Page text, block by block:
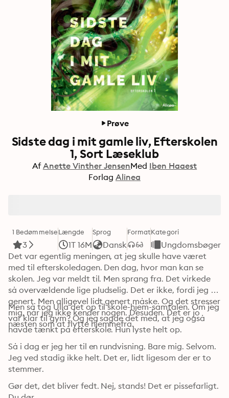
Prøve
Sidste dag i mit gamle liv, Efterskolen
1, Sort Læseklub
Af Anette Vinther JensenMed Iben Haaest
Forlag Alinea
1 Bedømmelse
3
Længde
1T 16M
Sprog
Dansk
FormatKategori
Ungdomsbøger
Det var egentlig meningen, at jeg skulle have været
med til efterskoledagen. Den dag, hvor man kan se
skolen. Jeg var meldt til. Men sprang fra. Det virkede
så overvældende lige pludselig. Det er ikke, fordi jeg er
genert. Men alligevel lidt genert måske. Og det stresser
mig, når jeg ikke kender nogen. Desuden. Det er jo
næsten som at flytte hjemmefra.
Men så tog Ulla det op til skole-hjem-samtalen. Om jeg
var klar til gym? Og jeg sagde det med, at jeg også
havde tænkt på efterskole. Hun lyste helt op.
Så i dag er jeg her til en rundvisning. Bare mig. Selvom.
Jeg ved stadig ikke helt. Det er, lidt ligesom der er to
stemmer.
Gør det, det bliver fedt. Nej, stands! Det er pissefarligt.